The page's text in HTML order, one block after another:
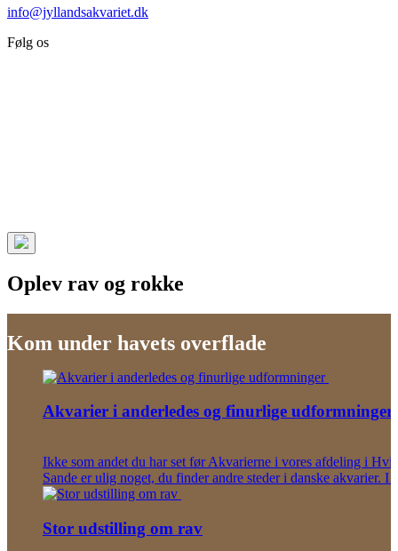
info@jyllandsakvariet.dk
Følg os
Oplev rav og rokke
Kom under havets overflade
Akvarier i anderledes og finurlige udformninger
Ikke som andet du har set før Akvarierne i vores afdeling i
Sande er ulig noget, du finder andre steder i danske akvarier.
Stor udstilling om rav